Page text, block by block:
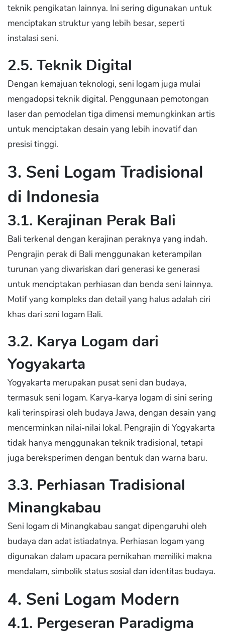
teknik pengikatan lainnya. Ini sering digunakan untuk
menciptakan struktur yang lebih besar, seperti
instalasi seni.
2.5. Teknik Digital
Dengan kemajuan teknologi, seni logam juga mulai
mengadopsi teknik digital. Penggunaan pemotongan
laser dan pemodelan tiga dimensi memungkinkan artis
untuk menciptakan desain yang lebih inovatif dan
presisi tinggi.
3. Seni Logam Tradisional
di Indonesia
3.1. Kerajinan Perak Bali
Bali terkenal dengan kerajinan peraknya yang indah.
Pengrajin perak di Bali menggunakan keterampilan
turunan yang diwariskan dari generasi ke generasi
untuk menciptakan perhiasan dan benda seni lainnya.
Motif yang kompleks dan detail yang halus adalah ciri
khas dari seni logam Bali.
3.2. Karya Logam dari
Yogyakarta
Yogyakarta merupakan pusat seni dan budaya,
termasuk seni logam. Karya-karya logam di sini sering
kali terinspirasi oleh budaya Jawa, dengan desain yang
mencerminkan nilai-nilai lokal. Pengrajin di Yogyakarta
tidak hanya menggunakan teknik tradisional, tetapi
juga bereksperimen dengan bentuk dan warna baru.
3.3. Perhiasan Tradisional
Minangkabau
Seni logam di Minangkabau sangat dipengaruhi oleh
budaya dan adat istiadatnya. Perhiasan logam yang
digunakan dalam upacara pernikahan memiliki makna
mendalam, simbolik status sosial dan identitas budaya.
4. Seni Logam Modern
4.1. Pergeseran Paradigma